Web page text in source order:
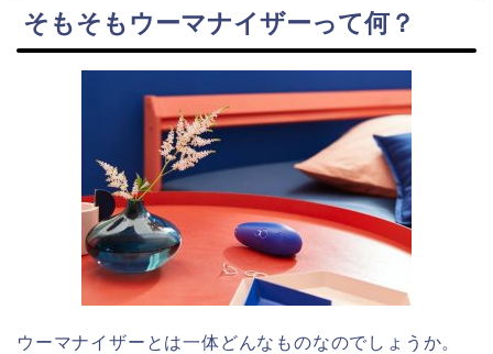
そもそもウーマナイザーって何？
ウーマナイザーとは一体どんなものなのでしょうか。